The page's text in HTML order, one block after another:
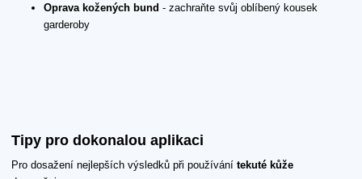
Oprava kožených bund - zachraňte svůj oblíbený kousek
garderoby
Tipy pro dokonalou aplikaci
Pro dosažení nejlepších výsledků při používání tekuté kůže